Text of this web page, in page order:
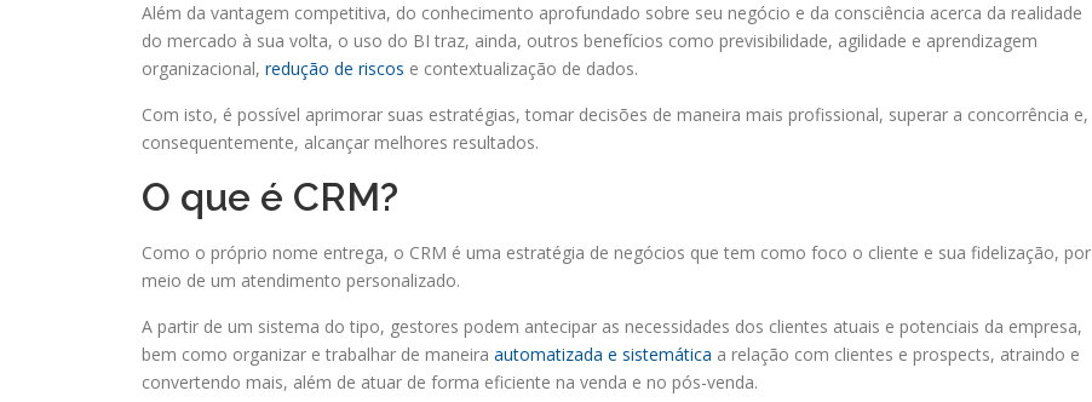
Além da vantagem competitiva, do conhecimento aprofundado sobre seu negócio e da consciência acerca da realidade
do mercado à sua volta, o uso do BI traz, ainda, outros benefícios como previsibilidade, agilidade e aprendizagem
organizacional, redução de riscos e contextualização de dados.
Com isto, é possível aprimorar suas estratégias, tomar decisões de maneira mais profissional, superar a concorrência e,
consequentemente, alcançar melhores resultados.
O que é CRM?
Como o próprio nome entrega, o CRM é uma estratégia de negócios que tem como foco o cliente e sua fidelização, por
meio de um atendimento personalizado.
A partir de um sistema do tipo, gestores podem antecipar as necessidades dos clientes atuais e potenciais da empresa,
bem como organizar e trabalhar de maneira automatizada e sistemática a relação com clientes e prospects, atraindo e
convertendo mais, além de atuar de forma eficiente na venda e no pós-venda.